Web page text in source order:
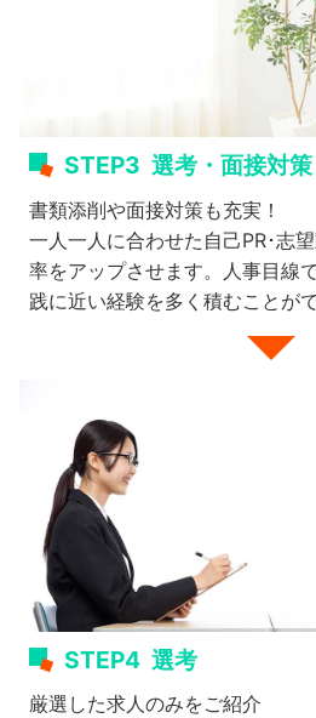
STEP3 選考・面接対策
書類添削や面接対策も充実！
一人一人に合わせた自己PR･志
率をアップさせます。人事目線
践に近い経験を多く積むことがで
STEP4 選考
厳選した求人のみをご紹介